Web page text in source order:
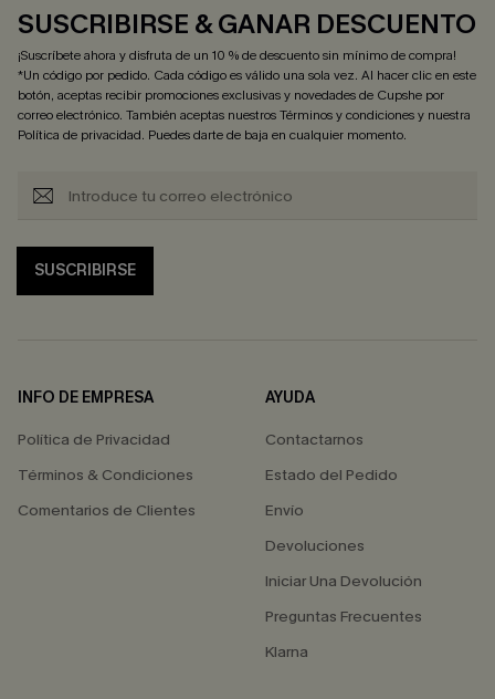
SUSCRIBIRSE & GANAR DESCUENTO
¡Suscríbete ahora y disfruta de un 10 % de descuento sin mínimo de compra!
*Un código por pedido. Cada código es válido una sola vez. Al hacer clic en este
botón, aceptas recibir promociones exclusivas y novedades de Cupshe por
correo electrónico. También aceptas nuestrosTérminos y condicionesy nuestra
Política de privacidad. Puedes darte de baja en cualquier momento.
SUSCRIBIRSE
INFO DE EMPRESA
Política de Privacidad
Términos & Condiciones
Comentarios de Clientes
AYUDA
Contactarnos
Estado del Pedido
Envío
Devoluciones
Iniciar Una Devolución
Preguntas Frecuentes
Klarna